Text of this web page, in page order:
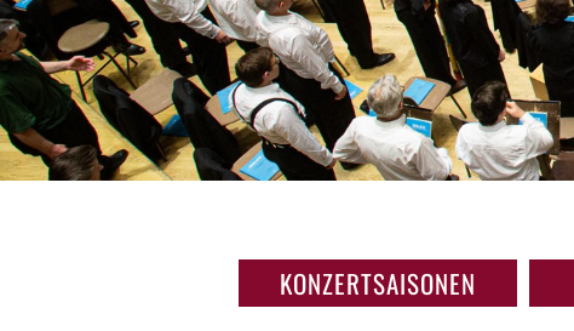
KONZERTSAISONEN